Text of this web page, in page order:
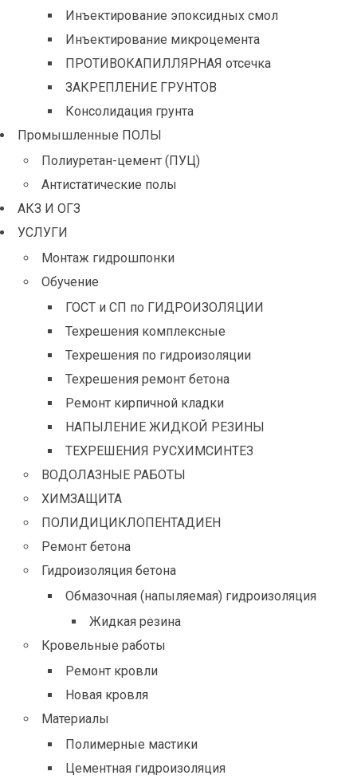
Инъектирование эпоксидных смол
Инъектирование микроцемента
ПРОТИВОКАПИЛЛЯРНАЯ отсечка
ЗАКРЕПЛЕНИЕ ГРУНТОВ
Консолидация грунта
Промышленные ПОЛЫ
Полиуретан-цемент (ПУЦ)
Антистатические полы
АКЗ И ОГЗ
УСЛУГИ
Монтаж гидрошпонки
Обучение
ГОСТ и СП по ГИДРОИЗОЛЯЦИИ
Техрешения комплексные
Техрешения по гидроизоляции
Техрешения ремонт бетона
Ремонт кирпичной кладки
НАПЫЛЕНИЕ ЖИДКОЙ РЕЗИНЫ
ТЕХРЕШЕНИЯ РУСХИМСИНТЕЗ
ВОДОЛАЗНЫЕ РАБОТЫ
ХИМЗАЩИТА
ПОЛИДИЦИКЛОПЕНТАДИЕН
Ремонт бетона
Гидроизоляция бетона
Обмазочная (напыляемая) гидроизоляция
Жидкая резина
Кровельные работы
Ремонт кровли
Новая кровля
Материалы
Полимерные мастики
Цементная гидроизоляция